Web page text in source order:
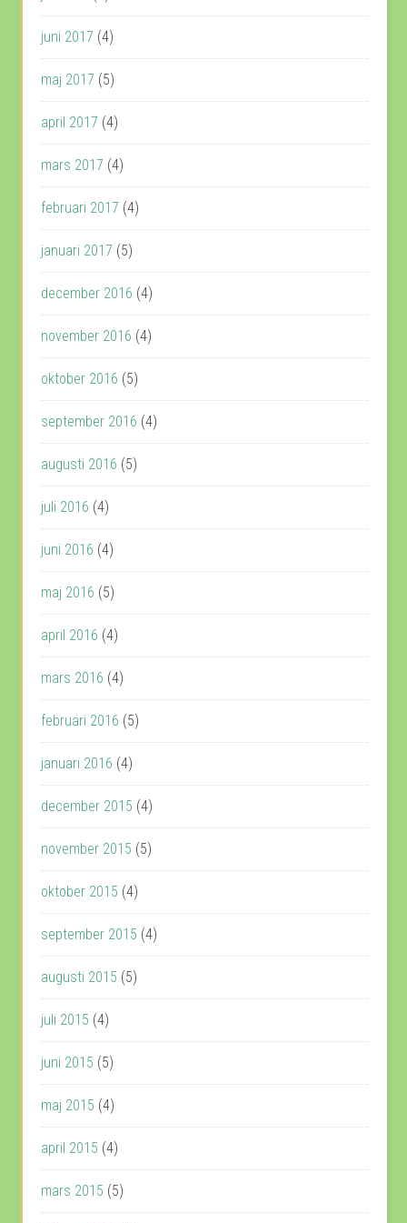
juni 2017 (4)
maj 2017 (5)
april 2017 (4)
mars 2017 (4)
februari 2017 (4)
januari 2017 (5)
december 2016 (4)
november 2016 (4)
oktober 2016 (5)
september 2016 (4)
augusti 2016 (5)
juli 2016 (4)
juni 2016 (4)
maj 2016 (5)
april 2016 (4)
mars 2016 (4)
februari 2016 (5)
januari 2016 (4)
december 2015 (4)
november 2015 (5)
oktober 2015 (4)
september 2015 (4)
augusti 2015 (5)
juli 2015 (4)
juni 2015 (5)
maj 2015 (4)
april 2015 (4)
mars 2015 (5)